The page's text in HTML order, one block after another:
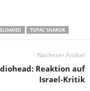
TUPAC SHAKUR
Nächster Artikel
Reaktion auf
Israel-Kritik